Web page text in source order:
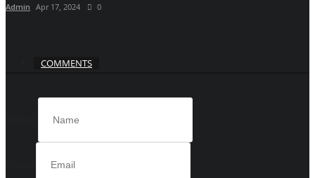
Admin Apr 17, 2024 0
COMMENTS